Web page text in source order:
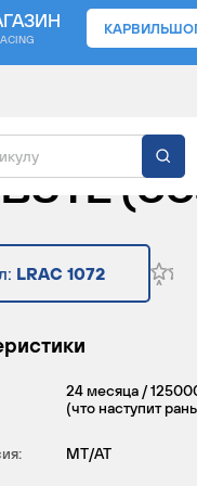
LRAC 1072
24 месяца /
(что наступит
MT/AT